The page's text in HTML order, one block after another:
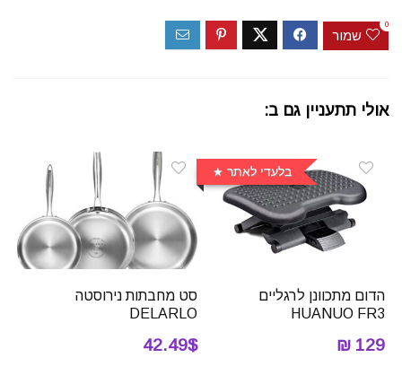
שמור
0
אולי תתעניין גם ב:
בלעדי לאתר
הדום מתכוונן לרגליים
HUANUO FR3
129 ₪
סט מחבתות נירוסטה
DELARLO
42.49$